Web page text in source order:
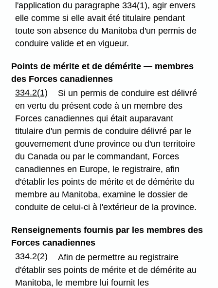
l'application du paragraphe 334(1), agir envers
elle comme si elle avait été titulaire pendant
toute son absence du Manitoba d'un permis de
conduire valide et en vigueur.
Points de mérite et de démérite — membres
des Forces canadiennes
334.2(1)
Si un permis de conduire est délivré
en vertu du présent code à un membre des
Forces canadiennes qui était auparavant
titulaire d'un permis de conduire délivré par le
gouvernement d'une province ou d'un territoire
du Canada ou par le commandant, Forces
canadiennes en Europe, le registraire, afin
d'établir les points de mérite et de démérite du
membre au Manitoba, examine le dossier de
conduite de celui-ci à l'extérieur de la province.
Renseignements fournis par les membres des
Forces canadiennes
334.2(2)
Afin de permettre au registraire
d'établir ses points de mérite et de démérite au
Manitoba, le membre lui fournit les